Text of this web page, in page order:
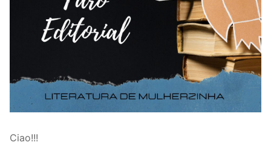
Ciao!!!